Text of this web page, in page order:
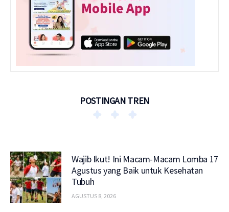
POSTINGAN TREN
Wajib Ikut! Ini Macam-Macam Lomba 17
Agustus yang Baik untuk Kesehatan
Tubuh
AGUSTUS 8, 2026